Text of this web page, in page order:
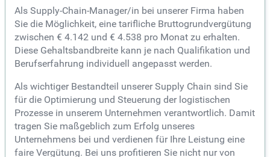
Als Supply-Chain-Manager/in bei unserer Firma haben
Sie die Möglichkeit, eine tarifliche Bruttogrundvergütung
zwischen € 4.142 und € 4.538 pro Monat zu erhalten.
Diese Gehaltsbandbreite kann je nach Qualifikation und
Berufserfahrung individuell angepasst werden.
Als wichtiger Bestandteil unserer Supply Chain sind Sie
für die Optimierung und Steuerung der logistischen
Prozesse in unserem Unternehmen verantwortlich. Damit
tragen Sie maßgeblich zum Erfolg unseres
Unternehmens bei und verdienen für Ihre Leistung eine
faire Vergütung. Bei uns profitieren Sie nicht nur von